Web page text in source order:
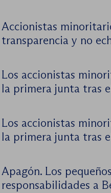
Accionistas
transparencia y no
Los accionistas
la primera junta tras
Los accionistas
la primera junta tras
Apagón. Los
responsabilidades a